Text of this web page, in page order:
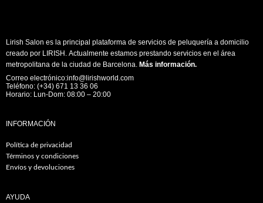
Lirish Salon es la principal plataforma de servicios de peluquería a domicilio
creado por LIRISH. Actualmente estamos prestando servicios en el área
metropolitana de la ciudad de Barcelona. Más información.
Correo electrónico:info@lirishworld.com
Teléfono: (+34) 671 13 36 06
Horario: Lun-Dom: 08:00 – 20:00
INFORMACIÓN
Política de privacidad
Términos y condiciones
Envíos y devoluciones
AYUDA